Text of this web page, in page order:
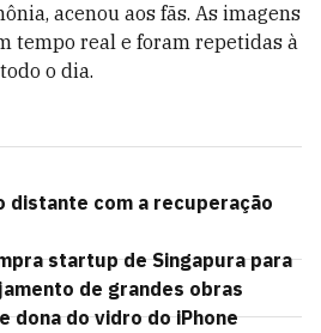
acenou aos fãs. As imagens
tempo real e foram repetidas à
o dia.
distante com a recuperação
startup de Singapura para
de grandes obras
dona do vidro do iPhone